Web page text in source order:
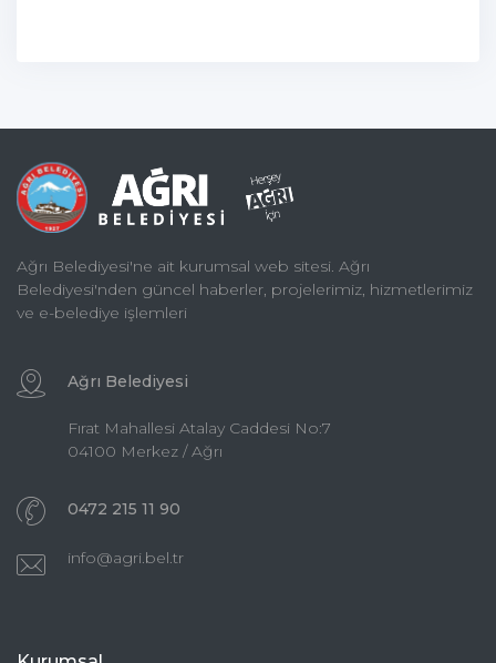
Ağrı Belediyesi'ne ait kurumsal web sitesi. Ağrı
Belediyesi'nden güncel haberler, projelerimiz, hizmetlerimiz
ve e-belediye işlemleri
Ağrı Belediyesi
Fırat Mahallesi Atalay Caddesi No:7
04100 Merkez / Ağrı
0472 215 11 90
info@agri.bel.tr